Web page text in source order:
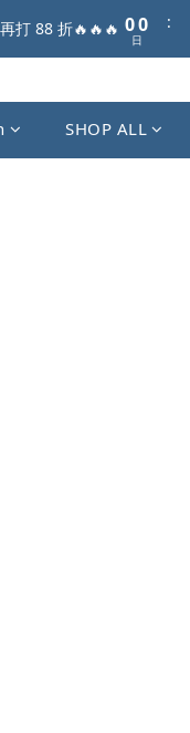
打 88 折🔥🔥🔥 00
日
:
SHOP ALL